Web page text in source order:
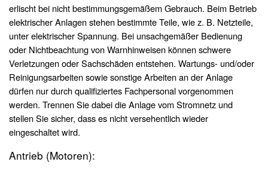
erlischt bei nicht bestimmungsgemäßem Gebrauch. Beim Betrieb
elektrischer Anlagen stehen bestimmte Teile, wie z. B. Netzteile,
unter elektrischer Spannung. Bei unsachgemäßer Bedienung
oder Nichtbeachtung von Warnhinweisen können schwere
Verletzungen oder Sachschäden entstehen. Wartungs- und/oder
Reinigungsarbeiten sowie sonstige Arbeiten an der Anlage
dürfen nur durch qualifiziertes Fachpersonal vorgenommen
werden. Trennen Sie dabei die Anlage vom Stromnetz und
stellen Sie sicher, dass es nicht versehentlich wieder
eingeschaltet wird.
Antrieb (Motoren):